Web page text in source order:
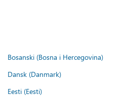
Bosanski (Bosna i Hercegovina)
Dansk (Danmark)
Eesti (Eesti)